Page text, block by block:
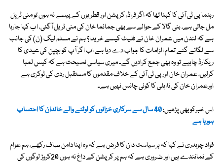
رہنما پی ٹی آئی کا کہنا تھا کہ اگر فراڈ، کرپشن اور قطریوں کے پیسے نہ ہوں تو منی ٹریل
مل جاتی ہے، بنی گالا کے حوالے سے بھی جمائما خان کی منی ٹریل آگئی، اب کہا جارہا
ہے کہ لندن میں عمران خان نے فلیٹ کیسے خریدا؟ ہم نے مسلم لیگ (ن) کی جانب
سے لگائے گئے تمام الزامات کا جواب دے دیا ہے اب اگر آپ کو بچپن کی عیدی کا
ریکارڈ چاہیے تو وہ بھی جمع کرادیں گے۔ میری سیاسی نصیحت ہے کہ کیس لمبا
کرلیں، عمران خان اور پی ٹی آئی کے خلاف مقدموں کا مستقبل ردی کی ٹوکری ہے
اورعمران خان کی نااہلی کا کوئی چانس نہیں ہے۔
اس خبرکوبھی پڑھیں:
40 سال سے سرکاری خزانوں کو لوٹنے والے خاندان کا احتساب
ہورہا ہے
فواد چوہدری نے کہا کہ ہر سیاست دان کا فرض ہے کہ وہ اپنا دامن صاف رکھے، ہم عوام
کے نمائندے ہیں اور ضروری ہے کہ ہم پر کرپشن کے داغ نہ ہوں 20کروڑ لوگوں کی